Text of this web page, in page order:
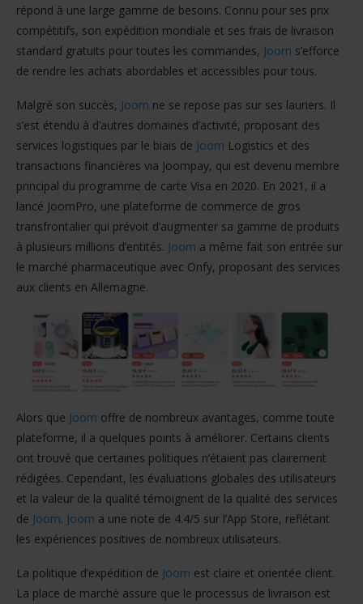
répond à une large gamme de besoins. Connu pour ses prix
compétitifs, son expédition mondiale et ses frais de livraison
standard gratuits pour toutes les commandes, Joom s’efforce
de rendre les achats abordables et accessibles pour tous.
Malgré son succès, Joom ne se repose pas sur ses lauriers. Il
s’est étendu à d’autres domaines d’activité, proposant des
services logistiques par le biais de Joom Logistics et des
transactions financières via Joompay, qui est devenu membre
principal du programme de carte Visa en 2020. En 2021, il a
lancé JoomPro, une plateforme de commerce de gros
transfrontalier qui prévoit d’augmenter sa gamme de produits
à plusieurs millions d’entités. Joom a même fait son entrée sur
le marché pharmaceutique avec Onfy, proposant des services
aux clients en Allemagne.
Alors que Joom offre de nombreux avantages, comme toute
plateforme, il a quelques points à améliorer. Certains clients
ont trouvé que certaines politiques n’étaient pas clairement
rédigées. Cependant, les évaluations globales des utilisateurs
et la valeur de la qualité témoignent de la qualité des services
de Joom. Joom a une note de 4.4/5 sur l’App Store, reflétant
les expériences positives de nombreux utilisateurs.
La politique d’expédition de Joom est claire et orientée client.
La place de marché assure que le processus de livraison est